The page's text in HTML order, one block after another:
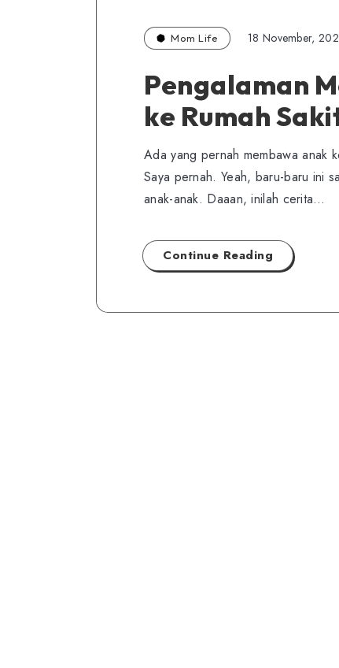
Mom Life 18 November,
Pengalaman
ke Rumah
Ada yang pernah membawa anak
Saya pernah. Yeah, baru-baru ini
anak-anak. Daaan, inilah cerita…
Continue Reading